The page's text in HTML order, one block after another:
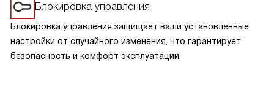
Блокировка управления
Блокировка управления защищает ваши установленные
настройки от случайного изменения, что гарантирует
безопасность и комфорт эксплуатации.